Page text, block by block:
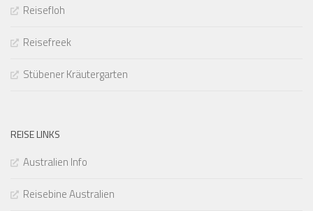
Reisefloh
Reisefreek
Stübener Kräutergarten
REISE LINKS
Australien Info
Reisebine Australien